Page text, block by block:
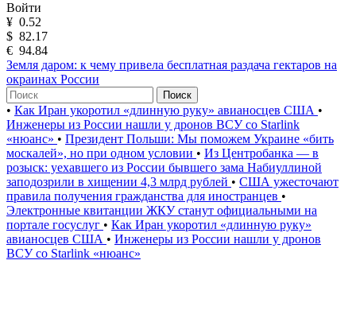
Войти
¥ 0.52
$ 82.17
€ 94.84
Земля даром: к чему привела бесплатная раздача гектаров на
окраинах России
Поиск
• Как Иран укоротил «длинную руку» авианосцев США •
Инженеры из России нашли у дронов ВСУ со Starlink
«нюанс» • Президент Польши: Мы поможем Украине «бить
москалей», но при одном условии • Из Центробанка — в
розыск: уехавшего из России бывшего зама Набиуллиной
заподозрили в хищении 4,3 млрд рублей • США ужесточают
правила получения гражданства для иностранцев •
Электронные квитанции ЖКУ станут официальными на
портале госуслуг • Как Иран укоротил «длинную руку»
авианосцев США • Инженеры из России нашли у дронов
ВСУ со Starlink «нюанс»